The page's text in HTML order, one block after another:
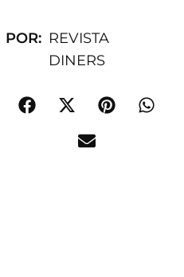
POR: REVISTA
DINERS